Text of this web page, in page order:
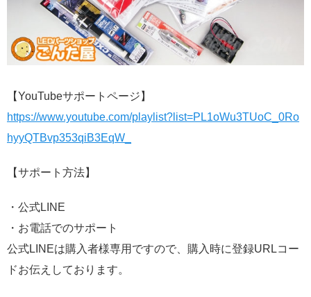
【YouTubeサポートページ】
https://www.youtube.com/playlist?list=PL1oWu3TUoC_0Ro
hyyQTBvp353qiB3EqW_
【サポート方法】
・公式LINE
・お電話でのサポート
公式LINEは購入者様専用ですので、購入時に登録URLコー
ドお伝えしております。